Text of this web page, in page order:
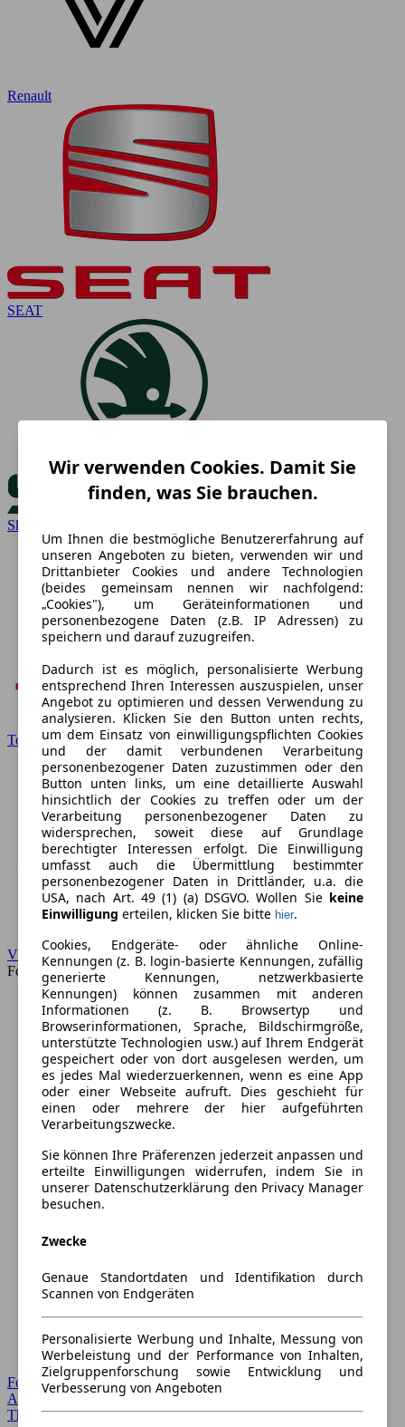
Wir verwenden Cookies. Damit Sie
finden, was Sie brauchen.
Um Ihnen die bestmögliche Benutzererfahrung auf
unseren Angeboten zu bieten, verwenden wir und
Drittanbieter Cookies und andere Technologien
(beides gemeinsam nennen wir nachfolgend:
„Cookies"), um Geräteinformationen und
personenbezogene Daten (z.B. IP Adressen) zu
speichern und darauf zuzugreifen.
Dadurch ist es möglich, personalisierte Werbung
entsprechend Ihren Interessen auszuspielen, unser
Angebot zu optimieren und dessen Verwendung zu
analysieren. Klicken Sie den Button unten rechts,
um dem Einsatz von einwilligungspflichten Cookies
und der damit verbundenen Verarbeitung
personenbezogener Daten zuzustimmen oder den
Button unten links, um eine detaillierte Auswahl
hinsichtlich der Cookies zu treffen oder um der
Verarbeitung personenbezogener Daten zu
widersprechen, soweit diese auf Grundlage
berechtigter Interessen erfolgt. Die Einwilligung
umfasst auch die Übermittlung bestimmter
personenbezogener Daten in Drittländer, u.a. die
USA, nach Art. 49 (1) (a) DSGVO. Wollen Sie keine
Einwilligung erteilen, klicken Sie bitte hier.
Cookies, Endgeräte- oder ähnliche Online-
Kennungen (z. B. login-basierte Kennungen, zufällig
generierte Kennungen, netzwerkbasierte
Kennungen) können zusammen mit anderen
Informationen (z. B. Browsertyp und
Browserinformationen, Sprache, Bildschirmgröße,
unterstützte Technologien usw.) auf Ihrem Endgerät
gespeichert oder von dort ausgelesen werden, um
es jedes Mal wiederzuerkennen, wenn es eine App
oder einer Webseite aufruft. Dies geschieht für
einen oder mehrere der hier aufgeführten
Verarbeitungszwecke.
Sie können Ihre Präferenzen jederzeit anpassen und
erteilte Einwilligungen widerrufen, indem Sie in
unserer Datenschutzerklärung den Privacy Manager
besuchen.
Zwecke
Genaue Standortdaten und Identifikation durch
Scannen von Endgeräten
Personalisierte Werbung und Inhalte, Messung von
Werbeleistung und der Performance von Inhalten,
Zielgruppenforschung sowie Entwicklung und
Verbesserung von Angeboten
Renault
SEAT
Skoda
Toyota
VW
Forum
Forum Startseite
Alle Auto-Foren
Themen-Forum